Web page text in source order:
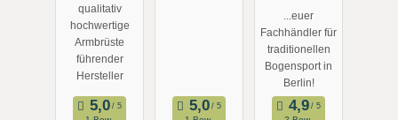
qualitativ
hochwertige
Armbrüste
führender
Hersteller
Sammler
...euer
Fachhändler für
traditionellen
Bogensport in
Berlin!